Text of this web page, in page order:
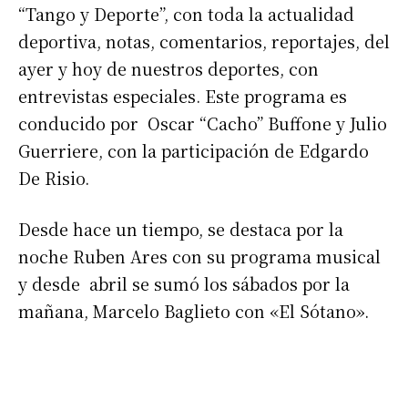
“Tango y Deporte”, con toda la actualidad
deportiva, notas, comentarios, reportajes, del
ayer y hoy de nuestros deportes, con
entrevistas especiales. Este programa es
conducido por Oscar “Cacho” Buffone y Julio
Guerriere, con la participación de Edgardo
De Risio.
Desde hace un tiempo, se destaca por la
noche Ruben Ares con su programa musical
y desde abril se sumó los sábados por la
mañana, Marcelo Baglieto con «El Sótano».